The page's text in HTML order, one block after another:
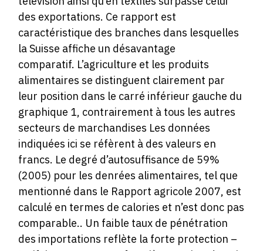
des exportations. Ce rapport est
caractéristique des branches dans lesquelles
la Suisse affiche un désavantage
comparatif. L’agriculture et les produits
alimentaires se distinguent clairement par
leur position dans le carré inférieur gauche du
graphique 1, contrairement à tous les autres
secteurs de marchandises Les données
indiquées ici se réfèrent à des valeurs en
francs. Le degré d’autosuffisance de 59%
(2005) pour les denrées alimentaires, tel que
mentionné dans le Rapport agricole 2007, est
calculé en termes de calories et n’est donc pas
comparable.. Un faible taux de pénétration
des importations reflète la forte protection –